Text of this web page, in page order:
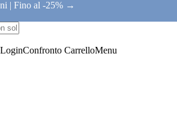
| Fino al -25% →
LoginConfronto CarrelloMenu